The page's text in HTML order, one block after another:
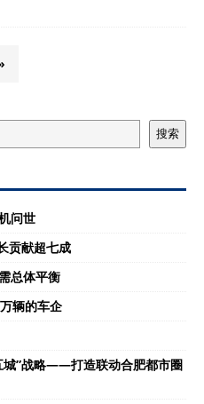
搜索
问世
贡献超七成
总体平衡
辆的车企
城”战略——打造联动合肥都市圈